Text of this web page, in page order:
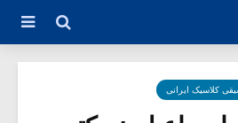
کلاسیک ایرانی